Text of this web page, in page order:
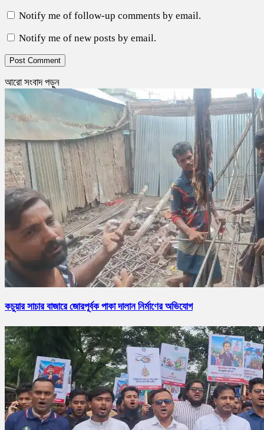
Notify me of follow-up comments by email.
Notify me of new posts by email.
আরো সংবাদ পড়ুন
কচুয়ার সাচার বাজারে জোরপূর্বক পাকা দালান নির্মাণের অভিযোগ